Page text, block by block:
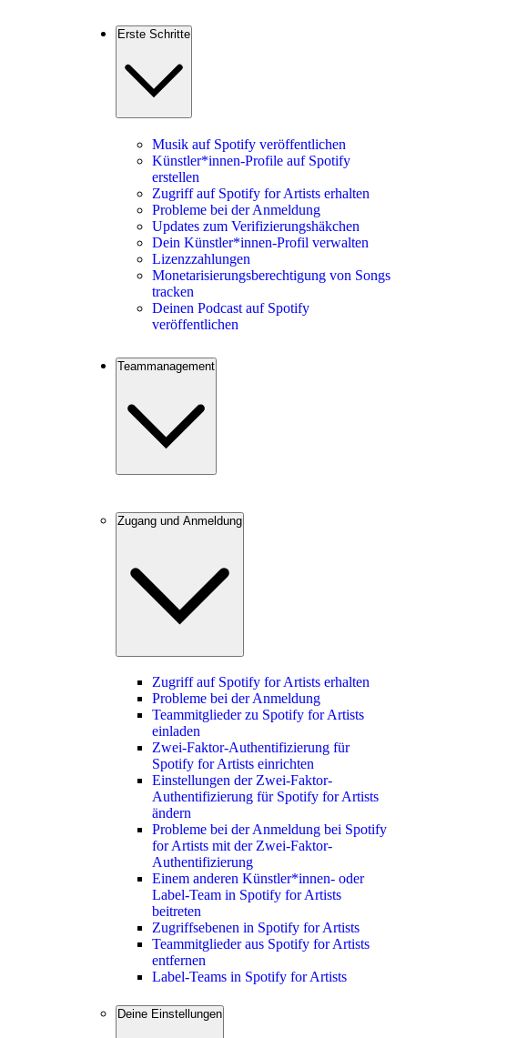
Erste Schritte
Musik auf Spotify veröffentlichen
Künstler*innen-Profile auf Spotify
erstellen
Zugriff auf Spotify for Artists erhalten
Probleme bei der Anmeldung
Updates zum Verifizierungshäkchen
Dein Künstler*innen-Profil verwalten
Lizenzzahlungen
Monetarisierungsberechtigung von Songs
tracken
Deinen Podcast auf Spotify
veröffentlichen
Teammanagement
Zugang und Anmeldung
Zugriff auf Spotify for Artists erhalten
Probleme bei der Anmeldung
Teammitglieder zu Spotify for Artists
einladen
Zwei-Faktor-Authentifizierung für
Spotify for Artists einrichten
Einstellungen der Zwei-Faktor-
Authentifizierung für Spotify for Artists
ändern
Probleme bei der Anmeldung bei Spotify
for Artists mit der Zwei-Faktor-
Authentifizierung
Einem anderen Künstler*innen- oder
Label-Team in Spotify for Artists
beitreten
Zugriffsebenen in Spotify for Artists
Teammitglieder aus Spotify for Artists
entfernen
Label-Teams in Spotify for Artists
Deine Einstellungen